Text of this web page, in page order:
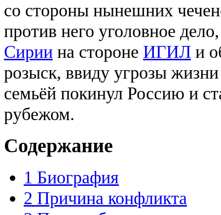
со стороны нынешних
против него уголовное
Сирии на стороне ИГИЛ и
розыск, ввиду угрозы
семьёй покинул Россию и
рубежом.
Содержание
1 Биография
2 Причина конфликта